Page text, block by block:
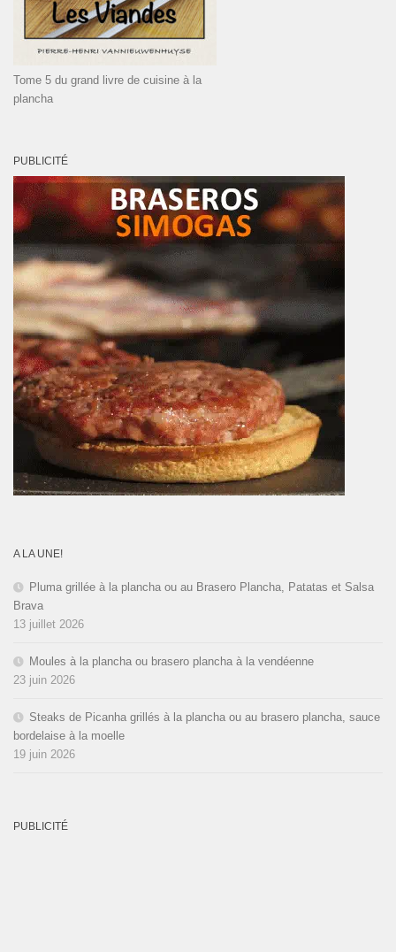
Tome 5 du grand livre de cuisine à la
plancha
PUBLICITÉ
A LA UNE!
Pluma grillée à la plancha ou au Brasero Plancha, Patatas et Salsa
Brava
13 juillet 2026
Moules à la plancha ou brasero plancha à la vendéenne
23 juin 2026
Steaks de Picanha grillés à la plancha ou au brasero plancha, sauce
bordelaise à la moelle
19 juin 2026
PUBLICITÉ